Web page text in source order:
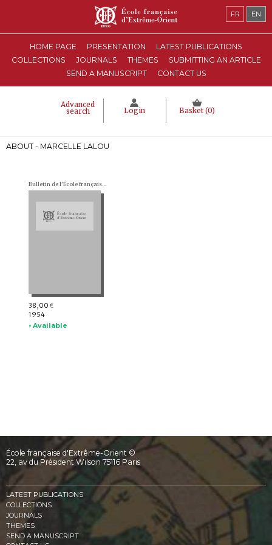
HOME PAGE PRESENTATION
LATEST PUBLICATIONS
COLLECTIONS
JOURNALS THEMES
SUBMITTING AN ARTICLE
SEND A MANUSCRIPT
CONTACT US
Advanced
search Login Basket (0)
FR EN
ABOUT - MARCELLE LALOU
Bulletin de l'École française d'Extrême-Orient (BEFEO)
38,00 €
1954
• Available
École française d'Extrême-Orient ©
22, av du Président Wilson 75116 Paris
LATEST PUBLICATIONS
COLLECTIONS
JOURNALS
THEMES
SEND A MANUSCRIPT